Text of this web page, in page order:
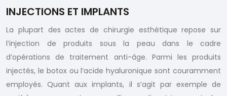
INJECTIONS ET IMPLANTS
La plupart des actes de chirurgie esthétique repose sur
l’injection de produits sous la peau dans le cadre
d’opérations de traitement anti-âge. Parmi les produits
injectés, le botox ou l’acide hyaluronique sont couramment
employés. Quant aux implants, il s’agit par exemple de